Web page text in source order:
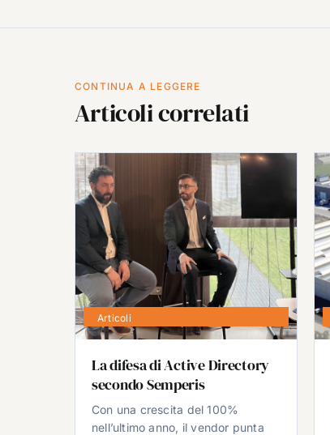
CONTINUA A LEGGERE
Articoli correlati
Articoli
La difesa di Active Directory
secondo Semperis
Con una crescita del 100%
nell’ultimo anno, il vendor punta